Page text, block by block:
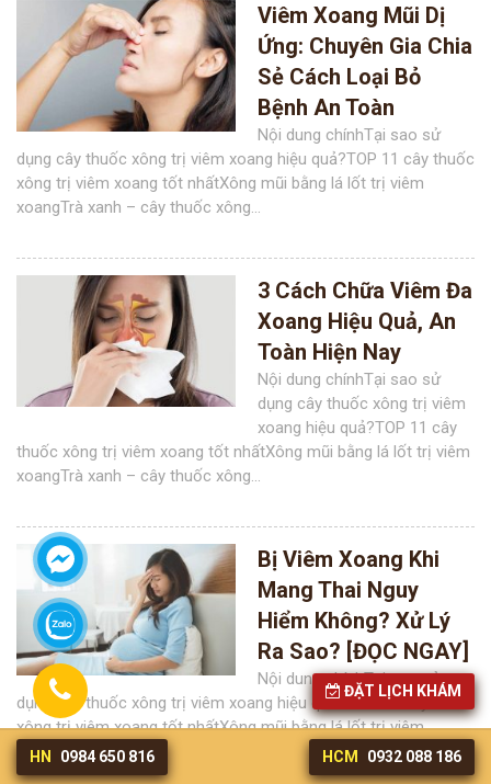
Viêm Xoang Mũi Dị
Ứng: Chuyên Gia Chia
Sẻ Cách Loại Bỏ
Bệnh An Toàn
Nội dung chínhTại sao sử
dụng cây thuốc xông trị viêm xoang hiệu quả?TOP 11 cây thuốc
xông trị viêm xoang tốt nhấtXông mũi bằng lá lốt trị viêm
xoangTrà xanh – cây thuốc xông...
3 Cách Chữa Viêm Đa
Xoang Hiệu Quả, An
Toàn Hiện Nay
Nội dung chínhTại sao sử
dụng cây thuốc xông trị viêm
xoang hiệu quả?TOP 11 cây
thuốc xông trị viêm xoang tốt nhấtXông mũi bằng lá lốt trị viêm
xoangTrà xanh – cây thuốc xông...
Bị Viêm Xoang Khi
Mang Thai Nguy
Hiểm Không? Xử Lý
Ra Sao? [ĐỌC NGAY]
Nội dung chínhTại sao sử
dụng cây thuốc xông trị viêm xoang hiệu quả?TOP 11 cây thuốc
xông trị viêm xoang tốt nhấtXông mũi bằng lá lốt trị viêm
xoangTrà xanh – cây thuốc xông...
HN 0984 650 816 HCM 0932 088 186
ĐẶT LỊCH KHÁM